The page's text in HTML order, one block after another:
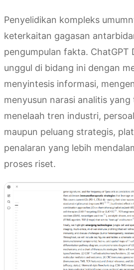
Penyelidikan kompleks
keterkaitan gagasan
pengumpulan fakta. ChatGPT
unggul di bidang ini dengan
menyintesis informasi,
menyusun narasi analitis
menelaah tren industri,
maupun peluang strategis,
penalaran yang lebih
proses riset.